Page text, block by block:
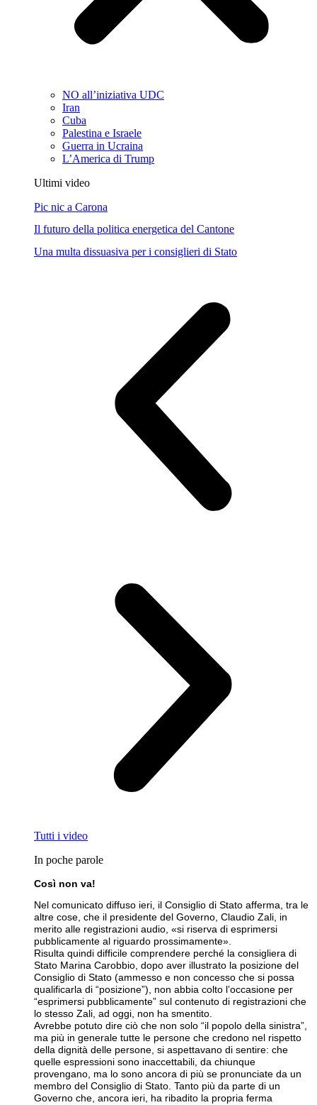
NO all’iniziativa UDC
Iran
Cuba
Palestina e Israele
Guerra in Ucraina
L’America di Trump
Ultimi video
Pic nic a Carona
Il futuro della politica energetica del Cantone
Una multa dissuasiva per i consiglieri di Stato
Tutti i video
In poche parole
Così non va!
Nel comunicato diffuso ieri, il Consiglio di Stato afferma, tra le
altre cose, che il presidente del Governo, Claudio Zali, in
merito alle registrazioni audio, «si riserva di esprimersi
pubblicamente al riguardo prossimamente».
Risulta quindi difficile comprendere perché la consigliera di
Stato Marina Carobbio, dopo aver illustrato la posizione del
Consiglio di Stato (ammesso e non concesso che si possa
qualificarla di “posizione”), non abbia colto l’occasione per
“esprimersi pubblicamente” sul contenuto di registrazioni che
lo stesso Zali, ad oggi, non ha smentito.
Avrebbe potuto dire ciò che non solo “il popolo della sinistra”,
ma più in generale tutte le persone che credono nel rispetto
della dignità delle persone, si aspettavano di sentire: che
quelle espressioni sono inaccettabili, da chiunque
provengano, ma lo sono ancora di più se pronunciate da un
membro del Consiglio di Stato. Tanto più da parte di un
Governo che, ancora ieri, ha ribadito la propria ferma